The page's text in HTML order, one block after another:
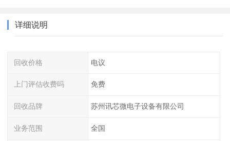
详细说明
回收价格 电议
上门评估收费吗 免费
回收品牌 苏州讯芯微电子设备有限公司
业务范围 全国